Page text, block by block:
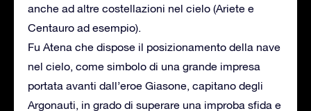
anche ad altre costellazioni nel cielo (Ariete e
Centauro ad esempio).
Fu Atena che dispose il posizionamento della nave
nel cielo, come simbolo di una grande impresa
portata avanti dall’eroe Giasone, capitano degli
Argonauti, in grado di superare una improba sfida e